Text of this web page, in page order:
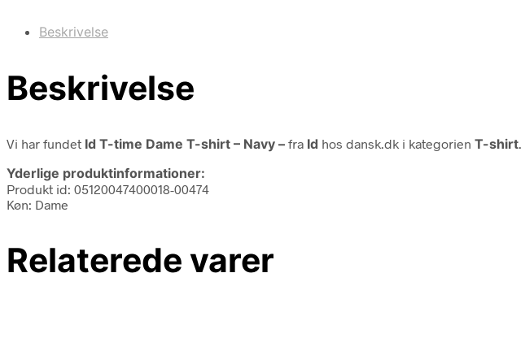
Beskrivelse
Beskrivelse
Vi har fundet Id T-time Dame T-shirt – Navy – fra Id hos dansk.dk i kategorien T-shirt
Yderlige produktinformationer:
Produkt id: 05120047400018-00474
Køn: Dame
Relaterede varer